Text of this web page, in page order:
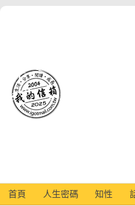
首頁 人生密碼 知性